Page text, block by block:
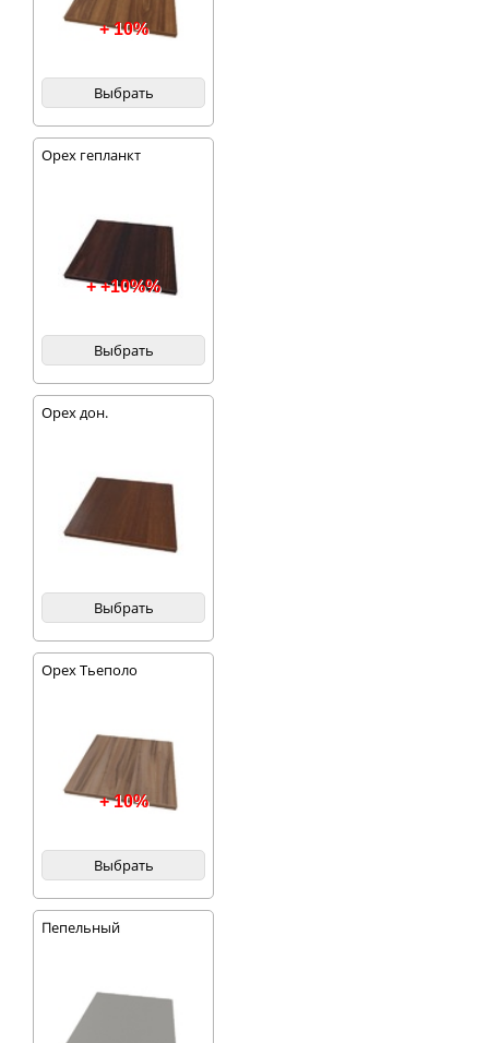
+ 10%
Выбрать
Орех гепланкт
+ +10%%
Выбрать
Орех дон.
Выбрать
Орех Тьеполо
+ 10%
Выбрать
Пепельный